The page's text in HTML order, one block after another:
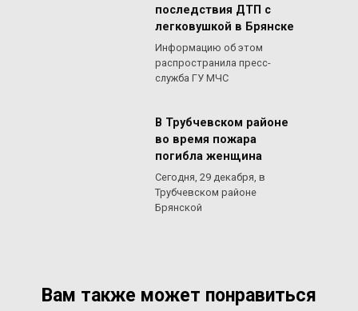
последствия ДТП с
легковушкой в Брянске
Информацию об этом
распространила пресс-
служба ГУ МЧС
В Трубчевском районе
во время пожара
погибла женщина
Сегодня, 29 декабря, в
Трубчевском районе
Брянской
Вам также может понравиться